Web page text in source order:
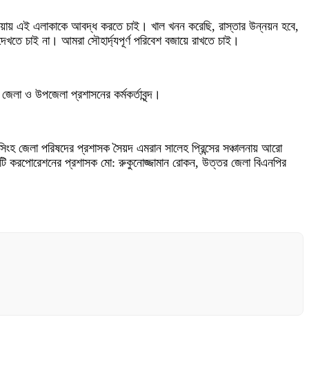
এই এলাকাকে আবদ্ধ করতে চাই। খাল খনন করেছি, রাস্তার উন্নয়ন হবে,
চাই না। আমরা সৌহার্দ্যপূর্ণ পরিবেশ বজায়ে রাখতে চাই।
ও উপজেলা প্রশাসনের কর্মকর্তাবৃন্দ।
জেলা পরিষদের প্রশাসক সৈয়দ এমরান সালেহ প্রিন্সের সঞ্চালনায় আরো
করপোরেশনের প্রশাসক মো: রুকুনোজ্জামান রোকন, উত্তর জেলা বিএনপির